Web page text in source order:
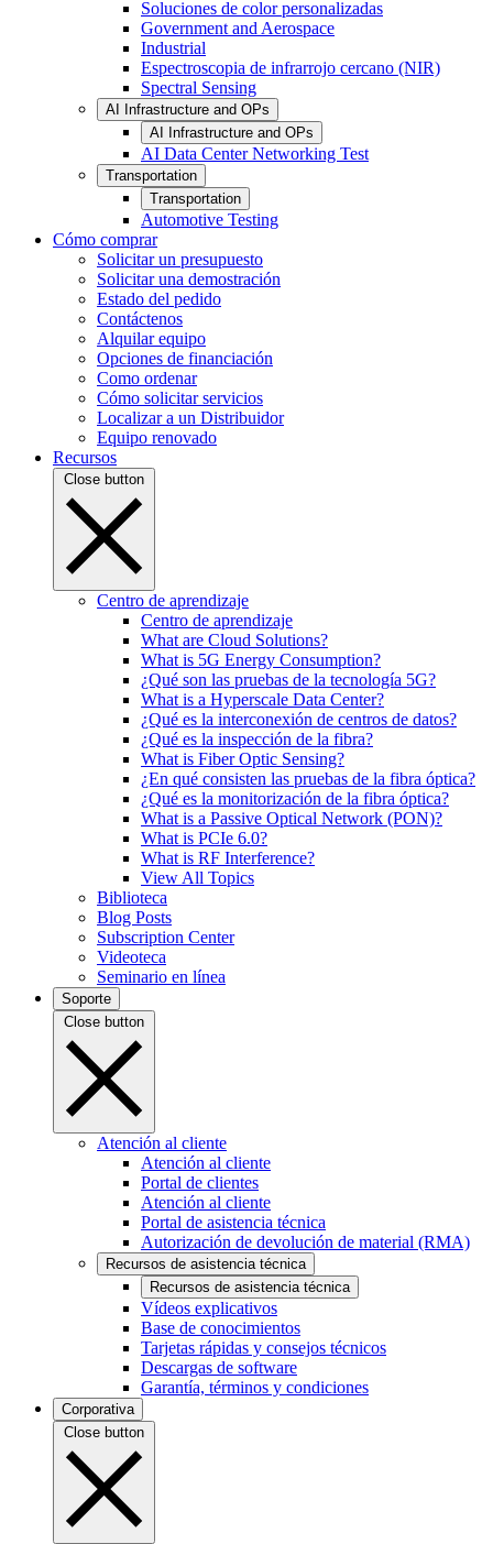
Soluciones de color personalizadas
Government and Aerospace
Industrial
Espectroscopia de infrarrojo cercano (NIR)
Spectral Sensing
AI Infrastructure and OPs
AI Infrastructure and OPs
AI Data Center Networking Test
Transportation
Transportation
Automotive Testing
Cómo comprar
Solicitar un presupuesto
Solicitar una demostración
Estado del pedido
Contáctenos
Alquilar equipo
Opciones de financiación
Como ordenar
Cómo solicitar servicios
Localizar a un Distribuidor
Equipo renovado
Recursos
Close button
Centro de aprendizaje
Centro de aprendizaje
What are Cloud Solutions?
What is 5G Energy Consumption?
¿Qué son las pruebas de la tecnología 5G?
What is a Hyperscale Data Center?
¿Qué es la interconexión de centros de datos?
¿Qué es la inspección de la fibra?
What is Fiber Optic Sensing?
¿En qué consisten las pruebas de la fibra óptica?
¿Qué es la monitorización de la fibra óptica?
What is a Passive Optical Network (PON)?
What is PCIe 6.0?
What is RF Interference?
View All Topics
Biblioteca
Blog Posts
Subscription Center
Videoteca
Seminario en línea
Soporte
Close button
Atención al cliente
Atención al cliente
Portal de clientes
Atención al cliente
Portal de asistencia técnica
Autorización de devolución de material (RMA)
Recursos de asistencia técnica
Recursos de asistencia técnica
Vídeos explicativos
Base de conocimientos
Tarjetas rápidas y consejos técnicos
Descargas de software
Garantía, términos y condiciones
Corporativa
Close button